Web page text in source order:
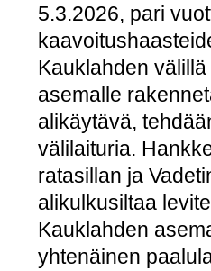
5.3.2026, pari
Kauklahden
asemalle
alikäytävä,
välilaituria.
ratasillan ja
alikulkusiltaa
Kauklahden
yhtenäinen